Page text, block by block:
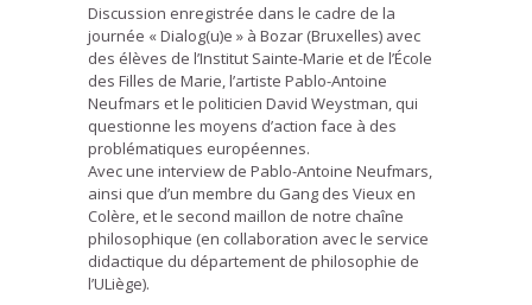
Discussion enregistrée dans le cadre de la
journée « Dialog(u)e » à Bozar (Bruxelles) avec
des élèves de l’Institut Sainte-Marie et de l’École
des Filles de Marie, l’artiste Pablo-Antoine
Neufmars et le politicien David Weystman, qui
questionne les moyens d’action face à des
problématiques européennes.
Avec une interview de Pablo-Antoine Neufmars,
ainsi que d’un membre du Gang des Vieux en
Colère, et le second maillon de notre chaîne
philosophique (en collaboration avec le service
didactique du département de philosophie de
l’ULiège).